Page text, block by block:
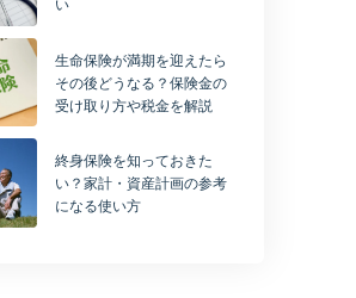
生命保険が満期を迎えたら
その後どうなる？保険金の
受け取り方や税金を解説
終身保険を知っておきた
い？家計・資産計画の参考
になる使い方